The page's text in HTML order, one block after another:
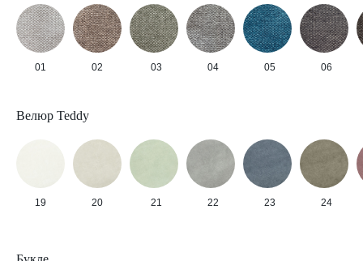
01 02 03 04 05 06
Велюр Teddy
19 20 21 22 23 24